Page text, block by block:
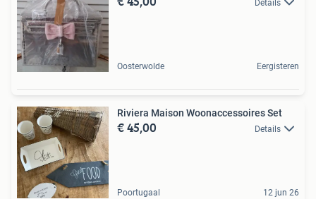
Details
Oosterwolde Eergisteren
Riviera Maison Woonaccessoires Set
€ 45,00 Details
Poortugaal 12 jun 26